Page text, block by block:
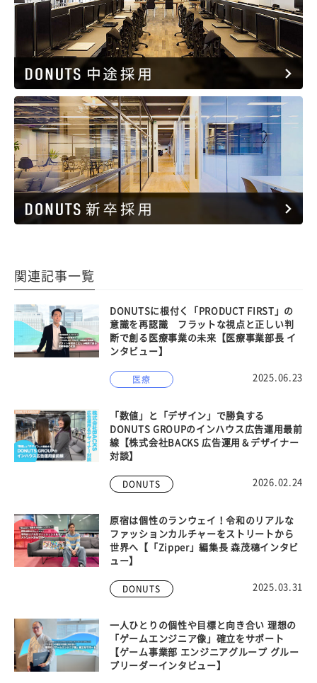
関連記事一覧
医療 2025.06.23
DONUTSに根付く「PRODUCT FIRST」の
意識を再認識 フラットな視点と正しい判
断で創る医療事業の未来【医療事業部長 イ
ンタビュー】
DONUTS 2026.02.24
「数値」と「デザイン」で勝負する
DONUTS GROUPのインハウス広告運用最前
線【株式会社BACKS 広告運用＆デザイナー
対談】
DONUTS 2025.03.31
原宿は個性のランウェイ！令和のリアルな
ファッションカルチャーをストリートから
世界へ【「Zipper」編集長 森茂穗インタビ
ュー】
一人ひとりの個性や目標と向き合い 理想の
「ゲームエンジニア像」確立をサポート
【ゲーム事業部 エンジニアグループ グルー
プリーダーインタビュー】